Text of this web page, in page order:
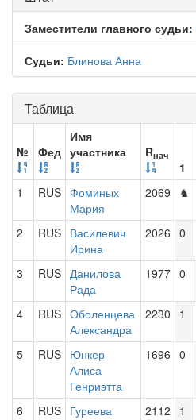
Заместители главного судьи:
Судьи: Блинова Анна
Таблица
№ Фед
Имя
участника
Rнач
1
1
RUS Фоминых
Мария
2069 ♞
2 RUS Василевич
Ирина
2026 0
3 RUS Данилова
Рада
1977 0
4 RUS Оболенцева
Александра
2230 1
5 RUS Юнкер
Алиса
Генриэтта
1696 0
6 RUS Гуреева
2112 1